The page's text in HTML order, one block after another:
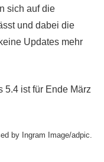
sich auf die
und dabei die
Updates mehr
5.4 ist für Ende März
by Ingram Image/adpic.